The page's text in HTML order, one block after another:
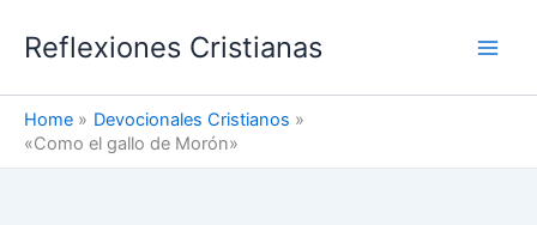
Reflexiones Cristianas
Home
Devocionales Cristianos
«Como el gallo de Morón»